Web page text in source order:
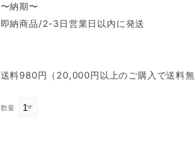
〜納期〜
即納商品/2-3日営業日以内に発送
送料980円（20,000円以上のご購入で送料無
数量